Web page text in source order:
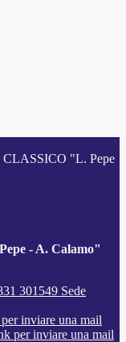
"L. Pepe
- A. Calamo"
301549 Sede
inviare una mail
per inviare una mail